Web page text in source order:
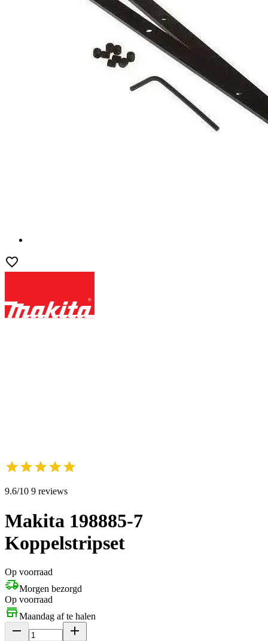
9.6/10 9 reviews
Makita 198885-7
Koppelstripset
Op voorraad
Morgen bezorgd
Op voorraad
Maandag af te halen